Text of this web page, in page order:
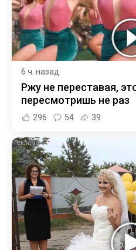
6 ч. назад
Ржу не переставая,
пересмотришь не раз
296 54 39